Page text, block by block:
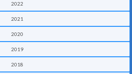
2022
2021
2020
2019
2018